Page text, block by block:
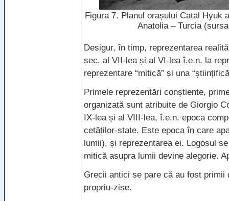
Figura 7. Planul orașului Catal Hyuk
Anatolia – Turcia
Desigur, în timp, reprezentarea
sec. al VII -lea și al VI-lea î.e.n. la
reprezentare “mitică” și una
Primele reprezentări conștiente,
organizată sunt atribuite de Giorgio
IX-lea și al VIII -lea, î.e.n. epoca
cetăților-state. Este epoca în care
lumii), și reprezentarea ei. Logosul
mitică asupra lumii devine alegorie.
Grecii antici se pare că au fost
propriu-zise.